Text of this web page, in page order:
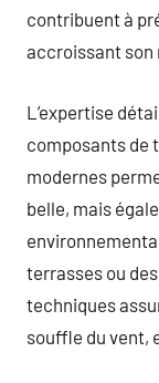
contribuent à
accroissant son
L’expertise
composants de
modernes
belle, mais
terrasses ou
techniques
souffle du vent,